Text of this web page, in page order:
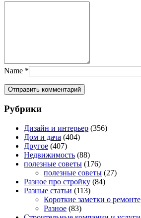
Name *
Рубрики
Дизайн и интерьер (356)
Дом и дача (404)
Другое (407)
Недвижимость (88)
полезные советы (176)
полезные советы (27)
Разное про стройку (84)
Разные статьи (113)
Короткие заметки о ремонте
Разное (83)